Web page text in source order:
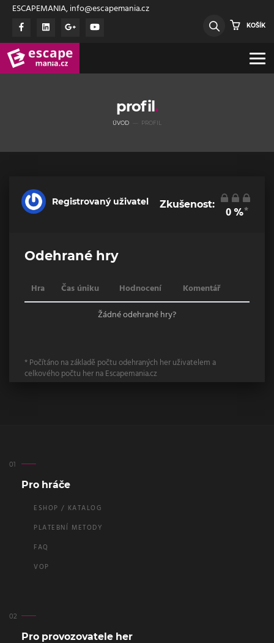
ESCAPEMANIA, info@escapemania.cz
KOŠÍK
profil
ÚVOD PROFIL
Registrovaný uživatel Zkušenost:
0%*
Odehrané hry
Hra Čas úniku Hodnocení
Komentář
Žádné odehrané hry?
* Počítáno na základě počtu odehraných her uživatelem a
celkového počtu her na Escapemania.cz
Pro hráče
ESHOP / KATALOG
PLATEBNÍ METODY
FAQ
VOP
Pro provozovatele her